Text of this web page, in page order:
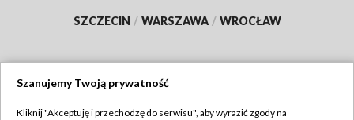
SZCZECIN / WARSZAWA / WROCŁAW
Szanujemy Twoją prywatność
Kliknij "Akceptuję i przechodzę do serwisu", aby wyrazić zgody na